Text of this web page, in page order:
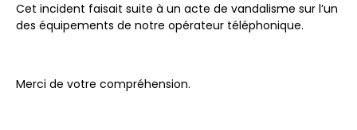
Cet incident faisait suite à un acte de vandalisme sur l’un
des équipements de notre opérateur téléphonique.
Merci de votre compréhension.